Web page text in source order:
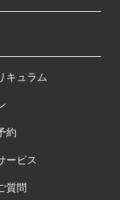
キュラム
約
ービス
質問